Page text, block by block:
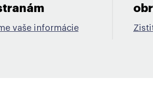
vaše informácie